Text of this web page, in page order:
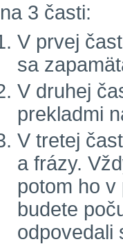
na 3 časti:
V prvej
sa
V druhej
prekladmi
V tretej
a frázy.
potom ho
budete
odpovedali